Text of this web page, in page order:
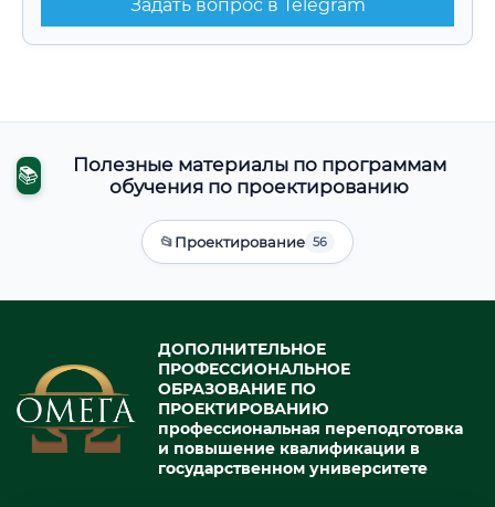
Задать вопрос в Telegram
📚
Полезные материалы по программам
обучения по проектированию
📂Проектирование 56
ДОПОЛНИТЕЛЬНОЕ
ПРОФЕССИОНАЛЬНОЕ
ОБРАЗОВАНИЕ ПО
ПРОЕКТИРОВАНИЮ
профессиональная переподготовка
и повышение квалификации в
государственном университете